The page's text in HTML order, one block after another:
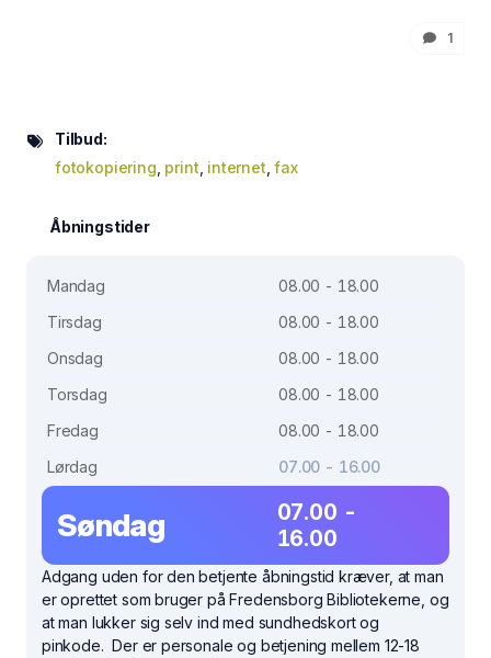
1
Tilbud:
fotokopiering print internet ,fax
Åbningstider
Mandag
08.00 - 18.00
Tirsdag
08.00 - 18.00
Onsdag
08.00 - 18.00
Torsdag
08.00 - 18.00
Fredag
08.00 - 18.00
Lørdag
07.00 - 16.00
Søndag
07.00 -
16.00
Adgang uden for den betjente åbningstid kræver, at man
er oprettet som bruger på Fredensborg Bibliotekerne, og
at man lukker sig selv ind med sundhedskort og
pinkode. Der er personale og betjening mellem 12-18